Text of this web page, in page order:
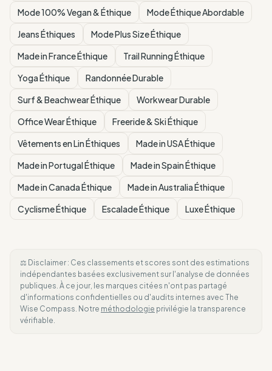
Mode 100% Vegan & Éthique
Mode Éthique Abordable
Jeans Éthiques
Mode Plus Size Éthique
Made in France Éthique
Trail Running Éthique
Yoga Éthique
Randonnée Durable
Surf & Beachwear Éthique
Workwear Durable
Office Wear Éthique
Freeride & Ski Éthique
Vêtements en Lin Éthiques
Made in USA Éthique
Made in Portugal Éthique
Made in Spain Éthique
Made in Canada Éthique
Made in Australia Éthique
Cyclisme Éthique
Escalade Éthique Luxe Éthique
⚖️ Disclaimer : Ces classements et scores sont des estimations
indépendantes basées exclusivement sur l'analyse de données
publiques. À ce jour, les marques citées n'ont pas partagé
d'informations confidentielles ou d'audits internes avec The
Wise Compass. Notre méthodologie privilégie la transparence
vérifiable.